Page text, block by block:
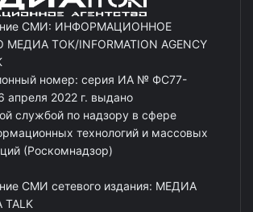
СМИ: ИНФОРМАЦИОННОЕ
ТОК/INFORMATION AGENCY
номер: серия ИА № ФС77-
апреля 2022 г. выдано
службой по надзору в сфере
технологий и массовых
(Роскомнадзор)
СМИ сетевого издания: МЕДИА
TALK